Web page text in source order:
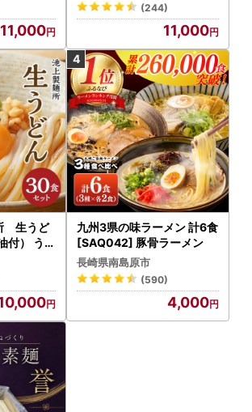
11,000
(244)
11,000
生うど
付） うど
九州3県の味ラーメン 計6食
[SAQ042] 豚骨ラーメン
長崎県南島原市
(590)
4,000